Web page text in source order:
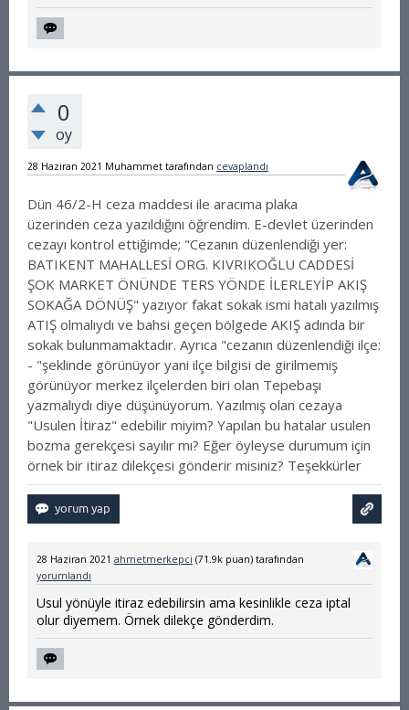
0
oy
28 Haziran 2021 Muhammet tarafından cevaplandı
Dün 46/2-H ceza maddesi ile aracıma plaka
üzerinden ceza yazıldığını öğrendim. E-devlet üzerinden
cezayı kontrol ettiğimde; "Cezanın düzenlendiği yer:
BATIKENT MAHALLESİ ORG. KIVRIKOĞLU CADDESİ
ŞOK MARKET ÖNÜNDE TERS YÖNDE İLERLEYİP AKIŞ
SOKAĞA DÖNÜŞ" yazıyor fakat sokak ismi hatalı yazılmış
ATIŞ olmalıydı ve bahsi geçen bölgede AKIŞ adında bir
sokak bulunmamaktadır. Ayrıca "cezanın düzenlendiği ilçe:
- "şeklinde görünüyor yani ilçe bilgisi de girilmemiş
görünüyor merkez ilçelerden biri olan Tepebaşı
yazmalıydı diye düşünüyorum. Yazılmış olan cezaya
"Usulen İtiraz" edebilir miyim? Yapılan bu hatalar usulen
bozma gerekçesi sayılır mı? Eğer öyleyse durumum için
örnek bir itiraz dilekçesi gönderir misiniz? Teşekkürler
28 Haziran 2021 ahmetmerkepci (71.9k puan) tarafından
yorumlandı
Usul yönüyle itiraz edebilirsin ama kesinlikle ceza iptal
olur diyemem. Örnek dilekçe gönderdim.